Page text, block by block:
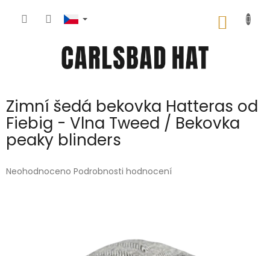
Zimní šedá bekovka Hatteras od
Fiebig - Vlna Tweed / Bekovka
peaky blinders
Průměrné
Neohodnoceno Podrobnosti hodnocení